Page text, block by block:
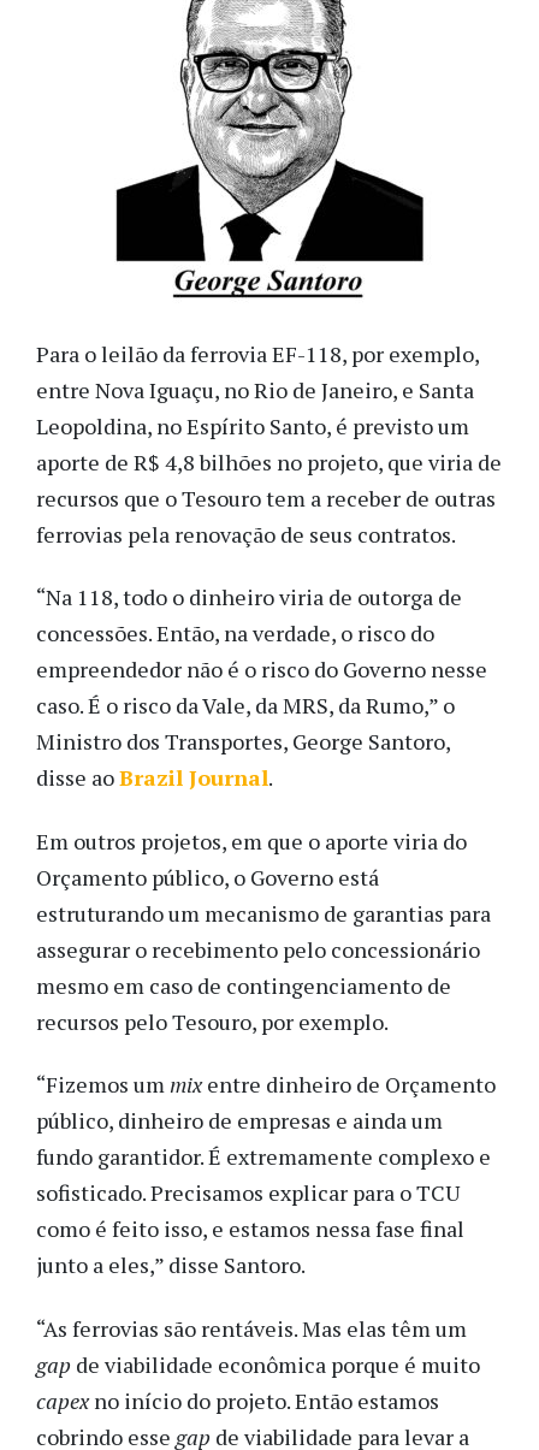
Para o leilão da ferrovia EF-118, por exemplo,
entre Nova Iguaçu, no Rio de Janeiro, e Santa
Leopoldina, no Espírito Santo, é previsto um
aporte de R$ 4,8 bilhões no projeto, que viria de
recursos que o Tesouro tem a receber de outras
ferrovias pela renovação de seus contratos.
“Na 118, todo o dinheiro viria de outorga de
concessões. Então, na verdade, o risco do
empreendedor não é o risco do Governo nesse
caso. É o risco da Vale, da MRS, da Rumo,” o
Ministro dos Transportes, George Santoro,
disse aoBrazil Journal.
Em outros projetos, em que o aporte viria do
Orçamento público, o Governo está
estruturando um mecanismo de garantias para
assegurar o recebimento pelo concessionário
mesmo em caso de contingenciamento de
recursos pelo Tesouro, por exemplo.
“Fizemos ummixentre dinheiro de Orçamento
público, dinheiro de empresas e ainda um
fundo garantidor. É extremamente complexo e
sofisticado. Precisamos explicar para o TCU
como é feito isso, e estamos nessa fase final
junto a eles,” disse Santoro.
“As ferrovias são rentáveis. Mas elas têm um
gap de viabilidade econômica porque é muito
capexno início do projeto. Então estamos
cobrindo esse gap de viabilidade para levar a